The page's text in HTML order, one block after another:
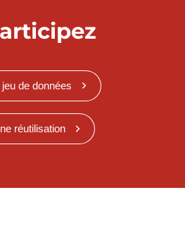
de données
réutilisation